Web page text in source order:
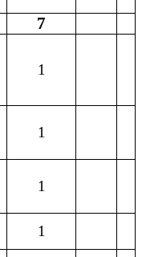
7
1
1
1
1